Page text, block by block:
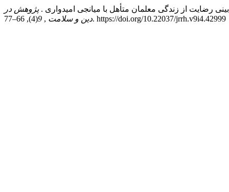
پژوهش در
دین و سلامت ,
9 (4), 66–77. https://doi.org/10.22037/jrrh.v9i4.42999